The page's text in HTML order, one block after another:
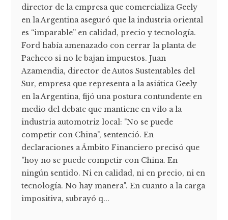
director de la empresa que comercializa Geely
en la Argentina aseguró que la industria oriental
es “imparable” en calidad, precio y tecnología.
Ford había amenazado con cerrar la planta de
Pacheco si no le bajan impuestos. Juan
Azamendia, director de Autos Sustentables del
Sur, empresa que representa a la asiática Geely
en la Argentina, fijó una postura contundente en
medio del debate que mantiene en vilo a la
industria automotriz local: "No se puede
competir con China", sentenció. En
declaraciones a Ámbito Financiero precisó que
"hoy no se puede competir con China. En
ningún sentido. Ni en calidad, ni en precio, ni en
tecnología. No hay manera". En cuanto a la carga
impositiva, subrayó q...